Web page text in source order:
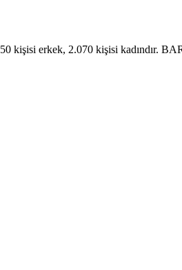
kişisi erkek, 2.070 kişisi kadındır.